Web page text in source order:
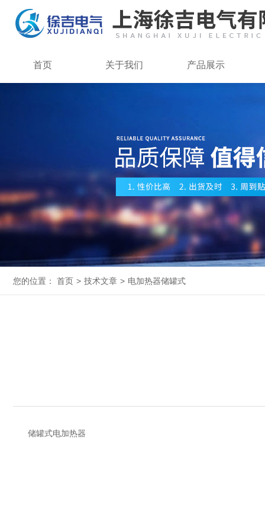
首页 关于我们 产品展示
您的位置： 首页 > 技术文章 > 电加热器储罐式
储罐式电加热器